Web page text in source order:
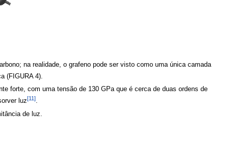
na realidade, o grafeno pode ser visto como uma única camada
(FIGURA 4).
forte, com uma tensão de 130 GPa que é cerca de duas ordens de
luz[11].
de luz.